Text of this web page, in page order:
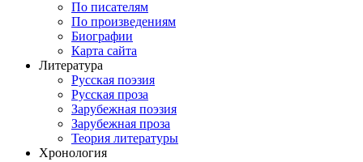
По писателям
По произведениям
Биографии
Карта сайта
Литература
Русская поэзия
Русская проза
Зарубежная поэзия
Зарубежная проза
Теория литературы
Хронология